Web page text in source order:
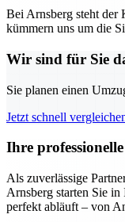
Bei Arnsberg steht der
kümmern uns um die
Wir sind für Sie
Sie planen einen
Jetzt schnell
Ihre
Als zuverlässige
Arnsberg starten Sie
perfekt abläuft – von